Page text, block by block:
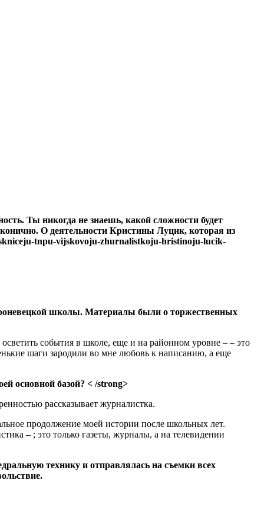
Ты никогда не знаешь, какой сложности будет
О деятельности Кристины Луцик, которая из
tnpu-vijskovoju-zhurnalistkoju-hristinoju-lucik-
школы. Материалы были о торжественных
события в школе, еще и на районном уровне – – это
шаги зародили во мне любовь к написанию, а еще
основной базой? < /strong>
рассказывает журналистка.
продолжение моей истории после школьных лет.
– ; это только газеты, журналы, а на телевидении
технику и отправлялась на съемки всех